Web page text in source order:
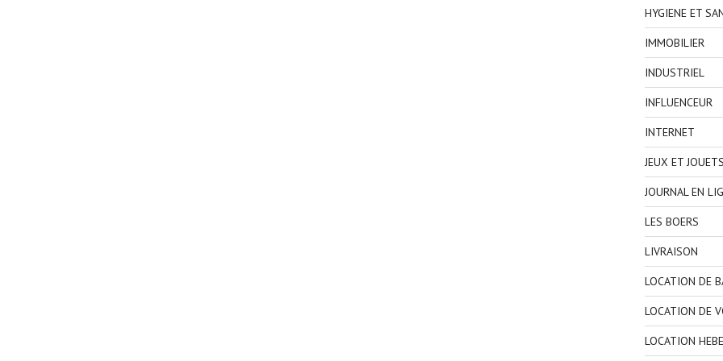
HYGIENE ET
IMMOBILIER
INDUSTRIEL
INFLUENCEUR
INTERNET
JEUX ET JOUETS
JOURNAL EN
LES BOERS
LIVRAISON
LOCATION DE
LOCATION DE
LOCATION